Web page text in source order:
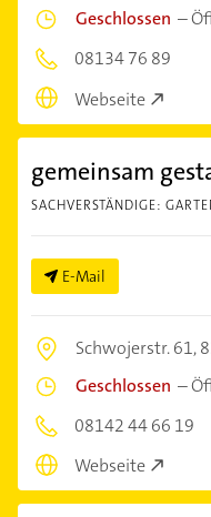
Geschlossen –
08134 76 89
Webseite
gemeinsam
SACHVERSTÄNDIGE:
E-Mail
Schwojerstr. 61,
Geschlossen –
08142 44 66 19
Webseite